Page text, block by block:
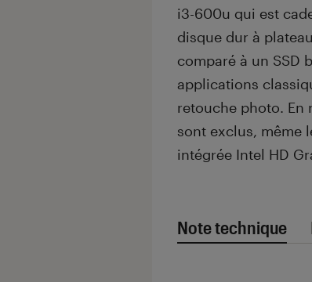
i3-600u qui est
disque dur à
comparé à un SSD
applications
retouche photo. En
sont exclus, même
intégrée Intel HD
Note technique